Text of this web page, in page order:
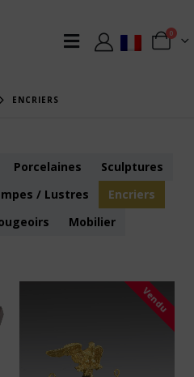
0
ENCRIERS
Porcelaines
Sculptures
/ Lustres
Encriers
Mobilier
Vendu